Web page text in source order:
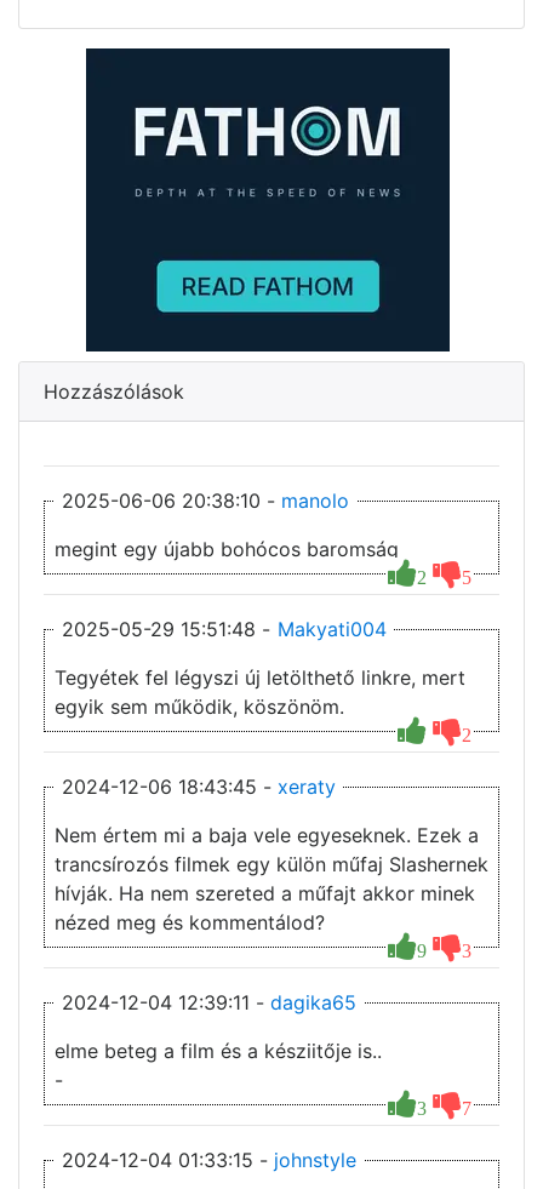
Hozzászólások
2025-06-06 20:38:10 - manolo
2 5
megint egy újabb bohócos baromság
2025-05-29 15:51:48 - Makyati004
2
Tegyétek fel légyszi új letölthető linkre, mert
egyik sem működik, köszönöm.
2024-12-06 18:43:45 - xeraty
9 3
Nem értem mi a baja vele egyeseknek. Ezek a
trancsírozós filmek egy külön műfaj Slashernek
hívják. Ha nem szereted a műfajt akkor minek
nézed meg és kommentálod?
2024-12-04 12:39:11 - dagika65
3 7
elme beteg a film és a késziitője is..
-
2024-12-04 01:33:15 - johnstyle